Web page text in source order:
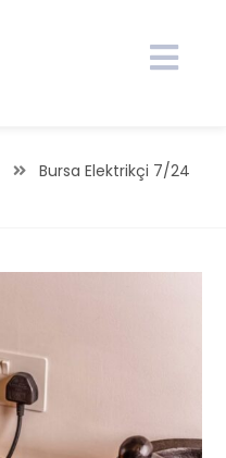
Bursa Elektrikçi 7/24